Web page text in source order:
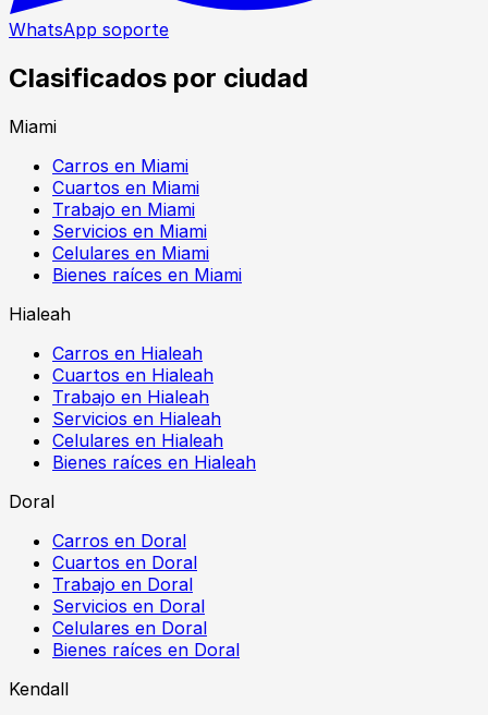
WhatsApp soporte
Clasificados por ciudad
Miami
Carros en Miami
Cuartos en Miami
Trabajo en Miami
Servicios en Miami
Celulares en Miami
Bienes raíces en Miami
Hialeah
Carros en Hialeah
Cuartos en Hialeah
Trabajo en Hialeah
Servicios en Hialeah
Celulares en Hialeah
Bienes raíces en Hialeah
Doral
Carros en Doral
Cuartos en Doral
Trabajo en Doral
Servicios en Doral
Celulares en Doral
Bienes raíces en Doral
Kendall